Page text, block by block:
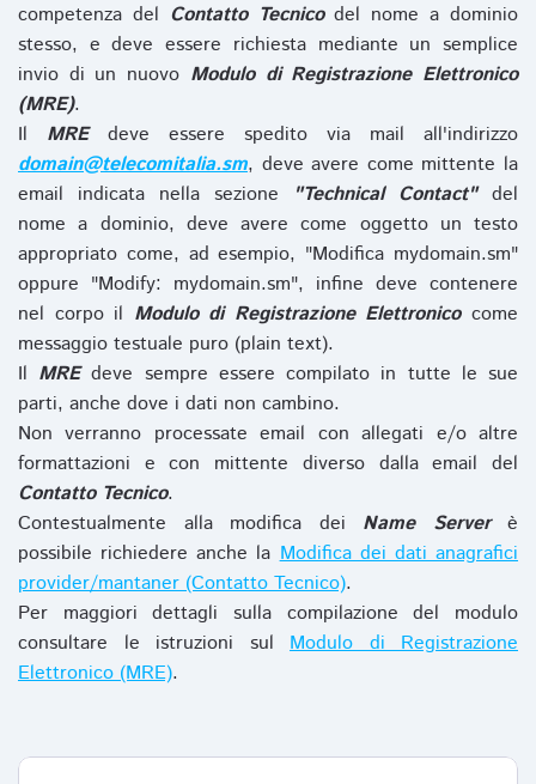
competenza del Contatto Tecnicodel nome a dominio
stesso, e deve essere richiesta mediante un semplice
invio di un nuovo Modulo di Registrazione Elettronico
(MRE).
Il MREdeve essere spedito via mail all'indirizzo
domain@telecomitalia.sm, deve avere come mittente la
email indicata nella sezione
"Technical Contact"del
nome a dominio, deve avere come oggetto un testo
appropriato come, ad esempio, "Modifica mydomain.sm"
oppure "Modify: mydomain.sm", infine deve contenere
nel corpo il Modulo di Registrazione Elettronicocome
messaggio testuale puro (plain text).
Il MREdeve sempre essere compilato in tutte le sue
parti, anche dove i dati non cambino.
Non verranno processate email con allegati e/o altre
formattazioni e con mittente diverso dalla email del
Contatto Tecnico.
Contestualmente alla modifica dei Name Serverè
possibile richiedere anche laModifica dei dati anagrafici
provider/mantaner (Contatto Tecnico).
Per maggiori dettagli sulla compilazione del modulo
consultare le istruzioni sul Modulo di Registrazione
Elettronico (MRE).